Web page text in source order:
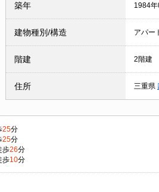
築年 1984
建物種別/構造 アパー
階建 2階建
住所 三重県
25分
25分
歩26分
歩10分